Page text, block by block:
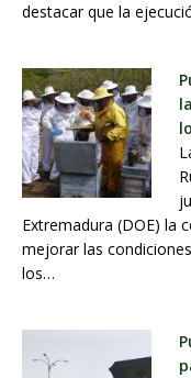
destacar que la
Extremadura (DOE) la
mejorar las
los…